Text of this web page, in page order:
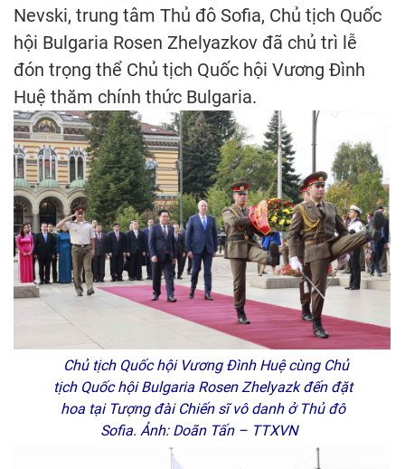
Nevski, trung tâm Thủ đô Sofia, Chủ tịch Quốc
hội Bulgaria Rosen Zhelyazkov đã chủ trì lễ
đón trọng thể Chủ tịch Quốc hội Vương Đình
Huệ thăm chính thức Bulgaria.
Chủ tịch Quốc hội Vương Đình Huệ cùng Chủ
tịch Quốc hội Bulgaria Rosen Zhelyazk đến đặt
hoa tại Tượng đài Chiến sĩ vô danh ở Thủ đô
Sofia. Ảnh: Doãn Tấn – TTXVN